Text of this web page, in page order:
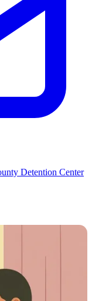
Detention Center